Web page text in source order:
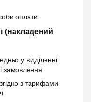
оплати:
(накладений
у відділенні
замовлення
з тарифами